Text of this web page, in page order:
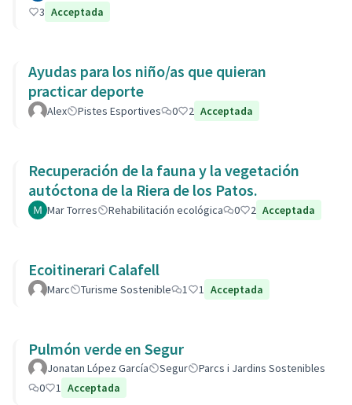
3 Acceptada
Ayudas para los niño/as que quieran
practicar deporte
Alex Pistes Esportives 0 2 Acceptada
Recuperación de la fauna y la vegetación
autóctona de la Riera de los Patos.
Mar Torres Rehabilitación ecológica 0 2 Acceptada
Ecoitinerari Calafell
Marc Turisme Sostenible 1 1 Acceptada
Pulmón verde en Segur
Jonatan López García Segur
Parcs i Jardins Sostenibles
0
1 Acceptada